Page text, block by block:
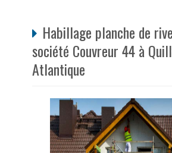
Habillage planche de
société Couvreur 44 à
Atlantique